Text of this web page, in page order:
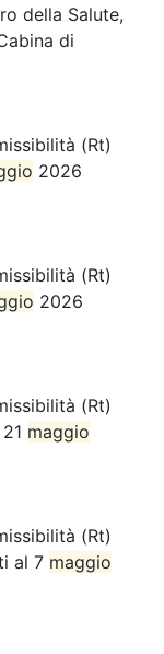
della Salute,
di
(Rt)
2026
(Rt)
2026
(Rt)
maggio
(Rt)
al 7 maggio